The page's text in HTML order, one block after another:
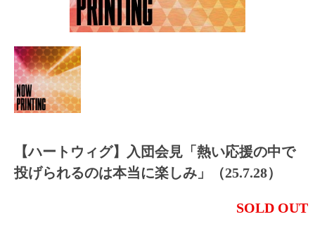
【ハートウィグ】入団会見「熱い応援の中で
投げられるのは本当に楽しみ」（25.7.28）
SOLD OUT